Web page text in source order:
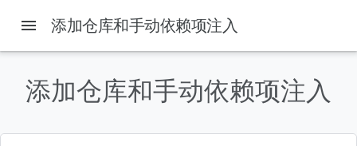
1. 前言
简介
学习内容
menu 添加仓库和手动依赖项注入
添加仓库和手动依赖项注入